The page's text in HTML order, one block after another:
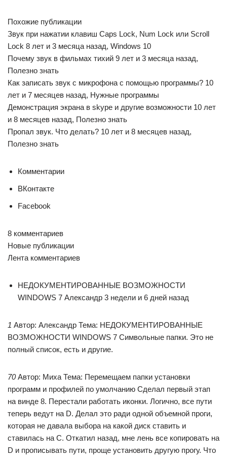
Похожие публикации
Звук при нажатии клавиш Caps Lock, Num Lock или Scroll
Lock 8 лет и 3 месяца назад, Windows 10
Почему звук в фильмах тихий 9 лет и 3 месяца назад,
Полезно знать
Как записать звук с микрофона с помощью программы? 10
лет и 7 месяцев назад, Нужные программы
Демонстрация экрана в skype и другие возможности 10 лет
и 8 месяцев назад, Полезно знать
Пропал звук. Что делать? 10 лет и 8 месяцев назад,
Полезно знать
Комментарии
ВКонтакте
Facebook
8 комментариев
Новые публикации
Лента комментариев
НЕДОКУМЕНТИРОВАННЫЕ ВОЗМОЖНОСТИ
WINDOWS 7 Александр 3 недели и 6 дней назад
1 Автор: Александр Тема: НЕДОКУМЕНТИРОВАННЫЕ
ВОЗМОЖНОСТИ WINDOWS 7 Символьные папки. Это не
полный список, есть и другие.
70Автор: Миха Тема: Перемещаем папки установки
программ и профилей по умолчанию Сделал первый этап
на винде 8. Перестали работать иконки. Логично, все пути
теперь ведут на D. Делал это ради одной объемной проги,
которая не давала выбора на какой диск ставить и
ставилась на C. Откатил назад, мне лень все копировать на
D и прописывать пути, проще установить другую прогу. Что